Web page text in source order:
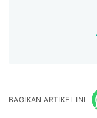
BAGIKAN ARTIKEL INI